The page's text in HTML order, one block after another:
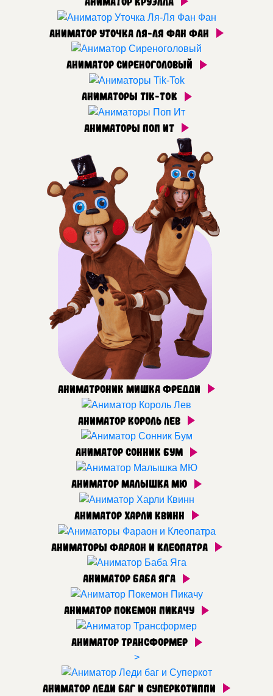
Аниматор Уточка Ля-Ля Фан Фан
Аниматор Сиреноголовый
Аниматоры Tik-Tok
Аниматоры Поп Ит
Аниматроник Мишка Фредди
Аниматор Король Лев
Аниматор Сонник Бум
Аниматор Малышка МЮ
Аниматор Харли Квинн
Аниматоры Фараон и Клеопатра
Аниматор Баба Яга
Аниматор Покемон Пикачу
Аниматор Трансформер
>
Аниматор Леди баг и Суперкотиппи